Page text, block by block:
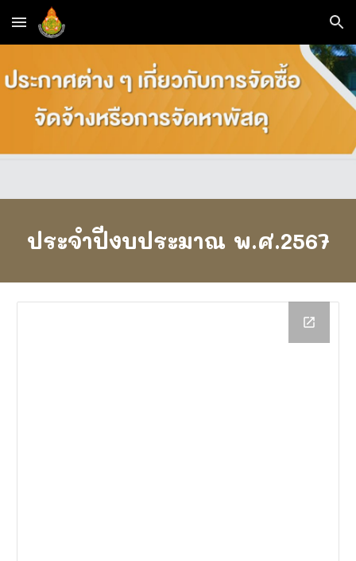
Skip to main content Skip to navigation
ประจำปีงบประมาณ พ.ศ.2567